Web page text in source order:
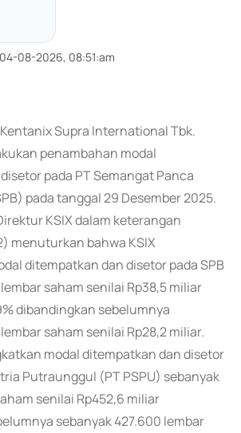
04-08-2026, 08:51:am
Supra International Tbk.
penambahan modal
pada PT Semangat Panca
pada tanggal 29 Desember 2025.
KSIX dalam keterangan
menuturkan bahwa KSIX
ditempatkan dan disetor pada SPB
saham senilai Rp38,5 miliar
dibandingkan sebelumnya
saham senilai Rp28,2 miliar.
modal ditempatkan dan disetor
Putraunggul (PT PSPU) sebanyak
senilai Rp452,6 miliar
sebanyak 427.600 lembar